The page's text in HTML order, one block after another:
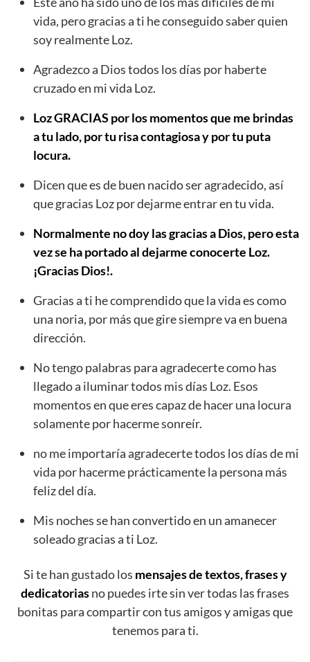
vida, pero gracias a ti he conseguido saber quien
soy realmente Loz.
Agradezco a Dios todos los días por haberte
cruzado en mi vida Loz.
Loz GRACIAS por los momentos que me brindas
a tu lado, por tu risa contagiosa y por tu puta
locura.
Dicen que es de buen nacido ser agradecido, así
que gracias Loz por dejarme entrar en tu vida.
Normalmente no doy las gracias a Dios, pero esta
vez se ha portado al dejarme conocerte Loz.
¡Gracias Dios!.
Gracias a ti he comprendido que la vida es como
una noria, por más que gire siempre va en buena
dirección.
No tengo palabras para agradecerte como has
llegado a iluminar todos mis días Loz. Esos
momentos en que eres capaz de hacer una locura
solamente por hacerme sonreír.
no me importaría agradecerte todos los días de mi
vida por hacerme prácticamente la persona más
feliz del día.
Mis noches se han convertido en un amanecer
soleado gracias a ti Loz.
Si te han gustado los mensajes de textos, frases y
dedicatoriasno puedes irte sin ver todas las frases
bonitas para compartir con tus amigos y amigas que
tenemos para ti.